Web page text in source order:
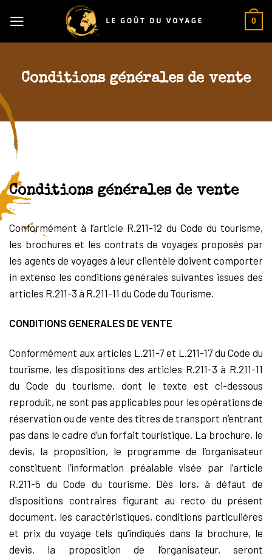
content
0
Conditions générales de vente
Conditions générales de vente
Conformément à l’article R.211-12 du Code du tourisme,
les brochures et les contrats de voyages proposés par
les agents de voyages à leur clientèle doivent comporter
in extenso les conditions générales suivantes issues des
articles R.211-3 à R.211-11 du Code du Tourisme.
CONDITIONS GENERALES DE VENTE
Conformément aux articles L.211-7 et L.211-17 du Code du
tourisme, les dispositions des articles R.211-3 à R.211-11
du Code du tourisme, dont le texte est ci-dessous
reproduit, ne sont pas applicables pour les opérations de
réservation ou de vente des titres de transport n’entrant
pas dans le cadre d’un forfait touristique. La brochure, le
devis, la proposition, le programme de l’organisateur
constituent l’information préalable visée par l’article
R.211-5 du Code du tourisme. Dès lors, à défaut de
dispositions contraires figurant au recto du présent
document, les caractéristiques, conditions particulières
et prix du voyage tels qu’indiqués dans la brochure, le
devis, la proposition de l’organisateur, seront